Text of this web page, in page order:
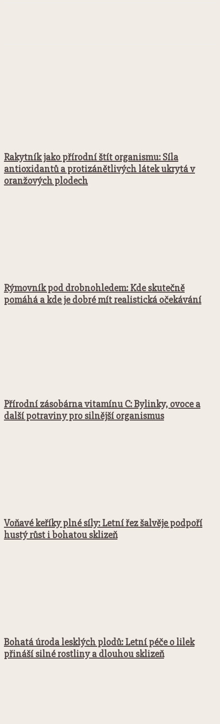
Rakytník jako přírodní štít organismu: Síla
antioxidantů a protizánětlivých látek ukrytá v
oranžových plodech
Rýmovník pod drobnohledem: Kde skutečně
pomáhá a kde je dobré mít realistická očekávání
Přírodní zásobárna vitamínu C: Bylinky, ovoce a
další potraviny pro silnější organismus
Voňavé keříky plné síly: Letní řez šalvěje podpoří
hustý růst i bohatou sklizeň
Bohatá úroda lesklých plodů: Letní péče o lilek
přináší silné rostliny a dlouhou sklizeň